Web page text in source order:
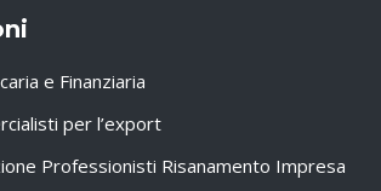
e Finanziaria
per l’export
Professionisti Risanamento Impresa